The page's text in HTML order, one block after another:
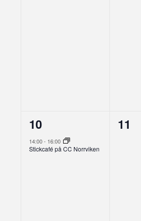
1
evenemang,
10
14:00- 16:00
Stickcafé på CC Norrviken
0
11